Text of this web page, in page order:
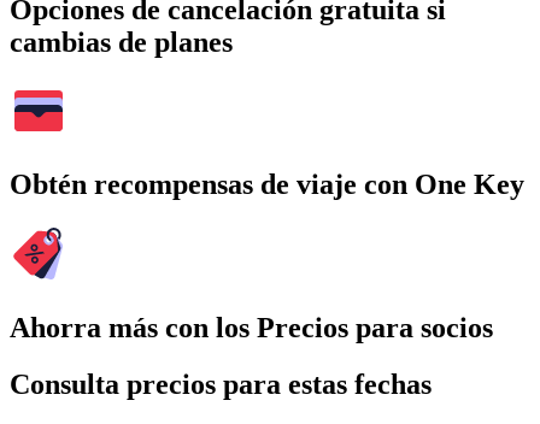
Opciones de cancelación gratuita si
cambias de planes
Obtén recompensas de viaje con One Key
Ahorra más con los Precios para socios
Consulta precios para estas fechas